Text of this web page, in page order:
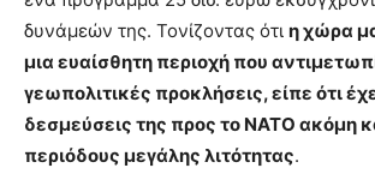
δυνάμεών της. Τονίζοντας ότι η χώρα
μια ευαίσθητη περιοχή που
γεωπολιτικές προκλήσεις, είπε ότι
δεσμεύσεις της προς το ΝΑΤΟ ακόμη
περιόδους μεγάλης λιτότητας.